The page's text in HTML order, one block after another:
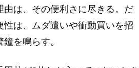
は、その便利さに尽きる。だ
は、ムダ遣いや衝動買いを招
を鳴らす。